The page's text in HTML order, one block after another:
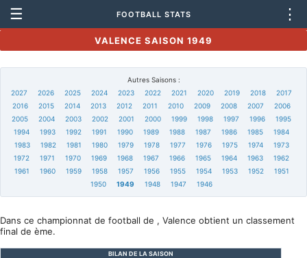
☰ FOOTBALL STATS ⋮
VALENCE SAISON 1949
Autres Saisons :
2027
2026 2025 2024 2023 2022 2021 2020 2019 2018
2017
2016
2015 2014 2013 2012 2011 2010 2009 2008 2007
2006
2005
2004 2003 2002 2001 2000 1999 1998 1997 1996
1995
1994
1993 1992 1991 1990 1989 1988 1987 1986 1985
1984
1983
1982 1981 1980 1979 1978 1977 1976 1975 1974
1973
1972
1971 1970 1969 1968 1967 1966 1965 1964 1963
1962
1961
1960 1959 1958 1957 1956 1955 1954 1953 1952
1951
1950
1949 1948 1947 1946
Dans ce championnat de football de , Valence obtient un classement
final de ème.
BILAN DE LA SAISON